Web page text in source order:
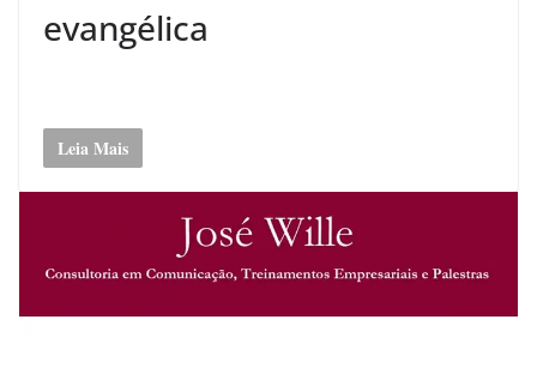
evangélica
Leia Mais